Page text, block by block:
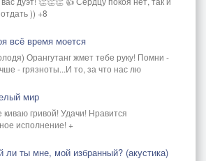
)) +8
всё время моется
Орангутанг жмет тебе руку! Помни -
- грязноты...И то, за что нас лю
мир
гривой! Удачи! Нравится
исполнение! +
ли ты мне, мой избранный? (акустика)